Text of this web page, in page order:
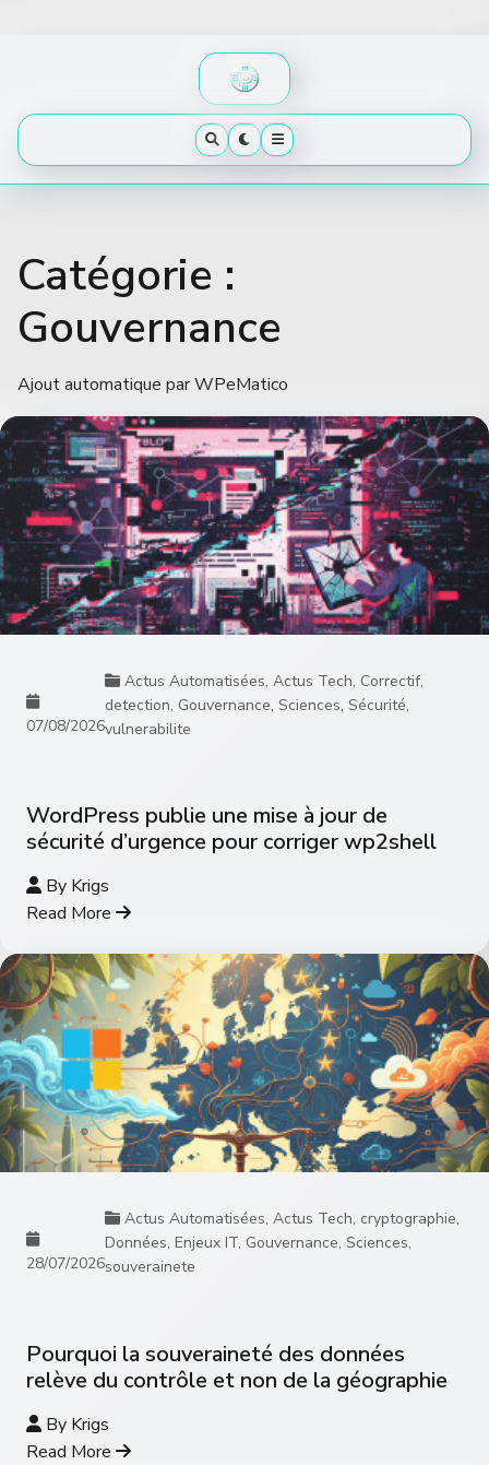
Catégorie :
Gouvernance
Ajout automatique par WPeMatico
07/08/2026
Actus Automatisées, Actus Tech, Correctif,
detection, Gouvernance, Sciences, Sécurité,
vulnerabilite
WordPress publie une mise à jour de
sécurité d’urgence pour corriger wp2shell
By Krigs
Read More
28/07/2026
Actus Automatisées, Actus Tech, cryptographie,
Données, Enjeux IT, Gouvernance, Sciences,
souverainete
Pourquoi la souveraineté des données
relève du contrôle et non de la géographie
By Krigs
Read More